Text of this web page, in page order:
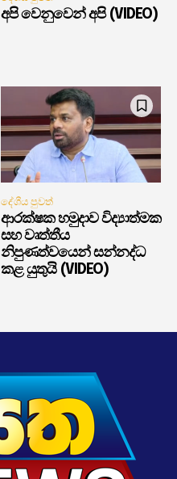
අපි වෙනුවෙන් අපි (VIDEO)
දේශීය පුවත්
ආරක්ෂක හමුදාව විද්‍යාත්මක
සහ වෘත්තීය
නිපුණත්වයෙන් සන්නද්ධ
කළ යුතුයි (VIDEO)